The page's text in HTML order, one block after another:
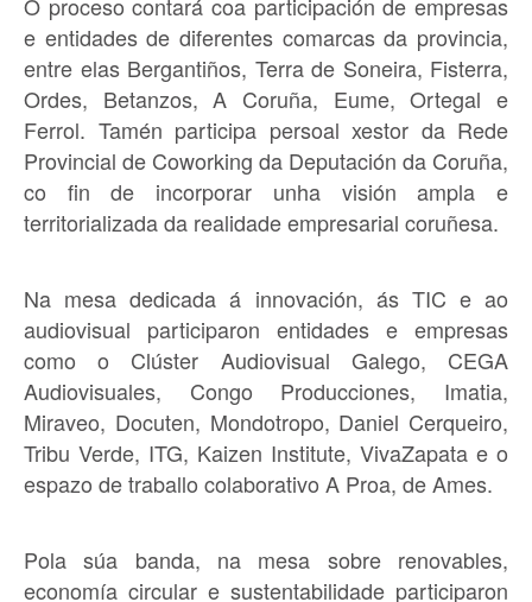
e entidades de diferentes comarcas da provincia,
entre elas Bergantiños, Terra de Soneira, Fisterra,
Ordes, Betanzos, A Coruña, Eume, Ortegal e
Ferrol. Tamén participa persoal xestor da Rede
Provincial de Coworking da Deputación da Coruña,
co fin de incorporar unha visión ampla e
territorializada da realidade empresarial coruñesa.
Na mesa dedicada á innovación, ás TIC e ao
audiovisual participaron entidades e empresas
como o Clúster Audiovisual Galego, CEGA
Audiovisuales, Congo Producciones, Imatia,
Miraveo, Docuten, Mondotropo, Daniel Cerqueiro,
Tribu Verde, ITG, Kaizen Institute, VivaZapata e o
espazo de traballo colaborativo A Proa, de Ames.
Pola súa banda, na mesa sobre renovables,
economía circular e sustentabilidade participaron